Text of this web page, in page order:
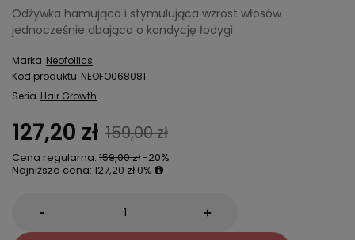
Odżywka hamująca i stymulująca wzrost włosów
jednocześnie dbająca o kondycję łodygi
Marka Neofollics
Kod produktu NEOFO068081
Seria Hair Growth
127,20 zł 159,00 zł
Cena regularna: 159,00 zł-20%
Najniższa cena: 127,20 zł 0%
- +